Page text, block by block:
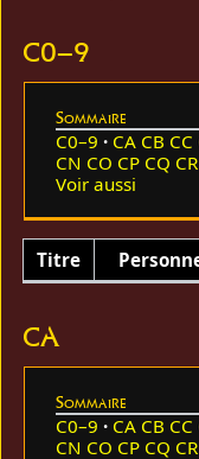
C0–9
Sommaire
C0–9 CA CB CC
CN CO CP CQ CR
Voir aussi
Titre
CA
Sommaire
C0–9 CA CB CC
CN CO CP CQ CR